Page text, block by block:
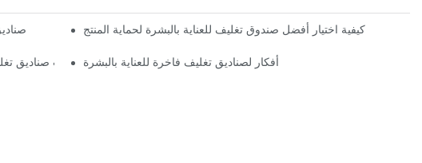
كيفية اختيار أفضل صندوق تغليف للعناية بالبشرة لحماية المنتج
تصميمات صناديقأفكار لصناديق تغليف فاخرة للعناية بالبشرة